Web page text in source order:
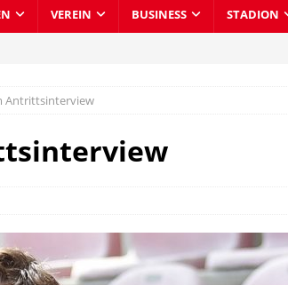
VEREIN BUSINESS STADION
Antrittsinterview